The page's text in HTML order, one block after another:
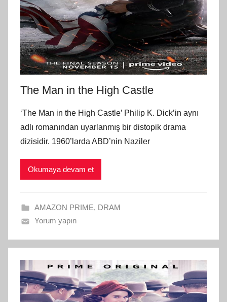
The Man in the High Castle
‘The Man in the High Castle’ Philip K. Dick’in aynı
adlı romanından uyarlanmış bir distopik drama
dizisidir. 1960’larda ABD’nin Naziler
Okumaya devam et
AMAZON PRIME, DRAM
Yorum yapın